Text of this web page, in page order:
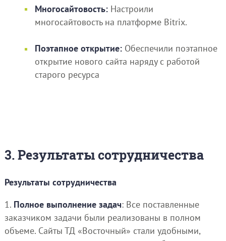
Многосайтовость:Настроили
многосайтовость на платформе Bitrix.
Поэтапное открытие:Обеспечили поэтапное
открытие нового сайта наряду с работой
старого ресурса
3. Результаты сотрудничества
Результаты сотрудничества
1. Полное выполнение задач: Все поставленные
заказчиком задачи были реализованы в полном
объеме. Сайты ТД «Восточный» стали удобными,